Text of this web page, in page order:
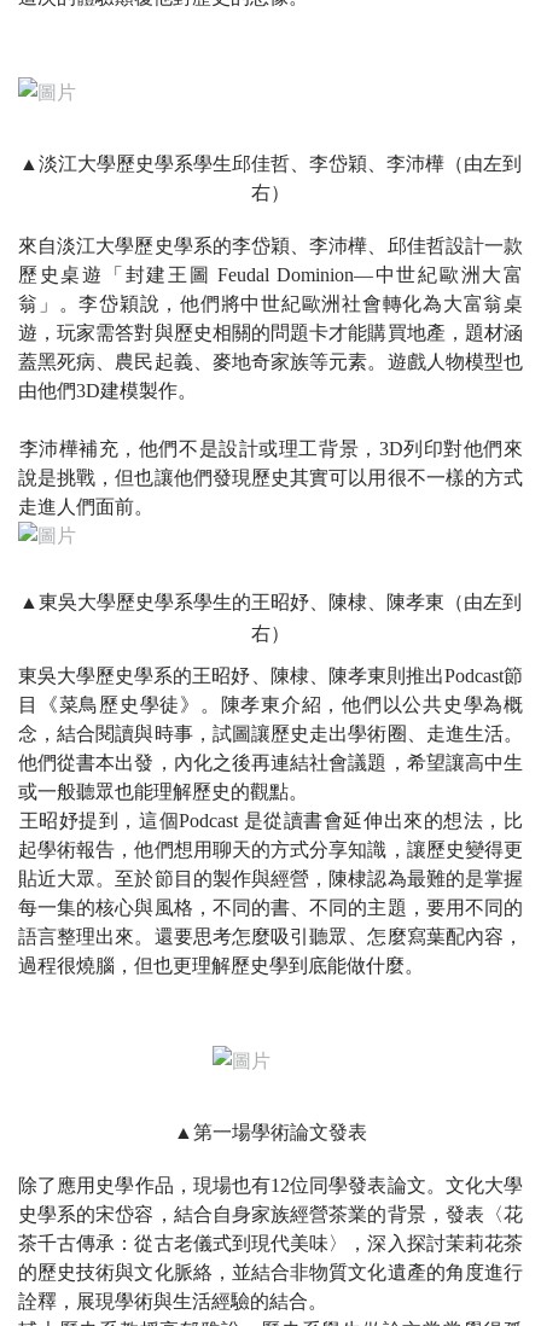
▲淡江大學歷史學系學生邱佳哲、李岱穎、李沛樺（由左到
右）
來自淡江大學歷史學系的李岱穎、李沛樺、邱佳哲設計一款
歷史桌遊「封建王圖 Feudal Dominion—中世紀歐洲大富
翁」。李岱穎說，他們將中世紀歐洲社會轉化為大富翁桌
遊，玩家需答對與歷史相關的問題卡才能購買地產，題材涵
蓋黑死病、農民起義、麥地奇家族等元素。遊戲人物模型也
由他們3D建模製作。
​李沛樺補充，他們不是設計或理工背景，3D列印對他們來
說是挑戰，但也讓他們發現歷史其實可以用很不一樣的方式
走進人們面前。
▲東吳大學歷史學系學生的王昭妤、陳棣、陳孝東（由左到
右）
東吳大學歷史學系的王昭妤、陳棣、陳孝東則推出Podcast節
目《菜鳥歷史學徒》。陳孝東介紹，他們以公共史學為概
念，結合閱讀與時事，試圖讓歷史走出學術圈、走進生活。
他們從書本出發，內化之後再連結社會議題，希望讓高中生
或一般聽眾也能理解歷史的觀點。
​王昭妤提到，這個Podcast 是從讀書會延伸出來的想法，比
起學術報告，他們想用聊天的方式分享知識，讓歷史變得更
貼近大眾。至於節目的製作與經營，陳棣認為最難的是掌握
每一集的核心與風格，不同的書、不同的主題，要用不同的
語言整理出來。還要思考怎麼吸引聽眾、怎麼寫葉配內容，
過程很燒腦，但也更理解歷史學到底能做什麼。
▲第一場學術論文發表
​除了應用史學作品，現場也有12位同學發表論文。文化大學
史學系的宋岱容，結合自身家族經營茶業的背景，發表〈花
茶千古傳承：從古老儀式到現代美味〉，深入探討茉莉花茶
的歷史技術與文化脈絡，並結合非物質文化遺產的角度進行
詮釋，展現學術與生活經驗的結合。